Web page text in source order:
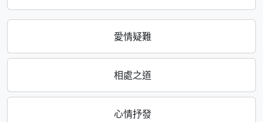
愛情疑難
相處之道
心情抒發